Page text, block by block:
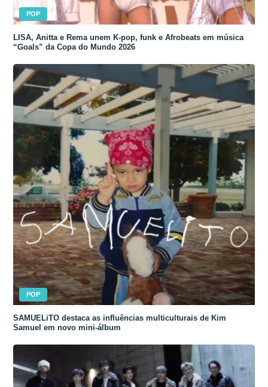
POP
LISA, Anitta e Rema unem K-pop, funk e Afrobeats em música
“Goals” da Copa do Mundo 2026
POP
SAMUELiTO destaca as influências multiculturais de Kim
Samuel em novo mini-álbum